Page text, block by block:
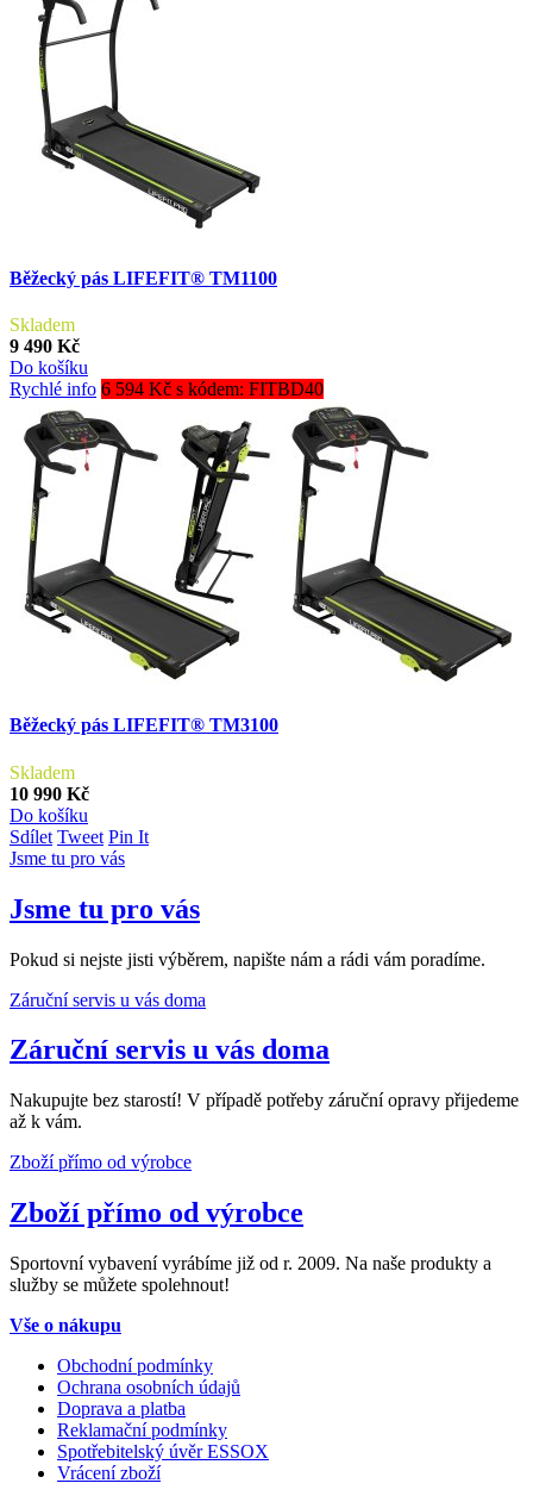
Běžecký pás LIFEFIT® TM1100
Skladem
9 490 Kč
Do košíku
Rychlé info 6 594 Kč s kódem: FITBD40
Běžecký pás LIFEFIT® TM3100
Skladem
10 990 Kč
Do košíku
Sdílet Tweet Pin It
Jsme tu pro vás
Jsme tu pro vás
Pokud si nejste jisti výběrem, napište nám a rádi vám poradíme.
Záruční servis u vás doma
Záruční servis u vás doma
Nakupujte bez starostí! V případě potřeby záruční opravy přijedeme
až k vám.
Zboží přímo od výrobce
Zboží přímo od výrobce
Sportovní vybavení vyrábíme již od r. 2009. Na naše produkty a
služby se můžete spolehnout!
Vše o nákupu
Obchodní podmínky
Ochrana osobních údajů
Doprava a platba
Reklamační podmínky
Spotřebitelský úvěr ESSOX
Vrácení zboží